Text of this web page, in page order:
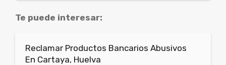
Te puede interesar:
Reclamar Productos Bancarios Abusivos
En Cartaya, Huelva